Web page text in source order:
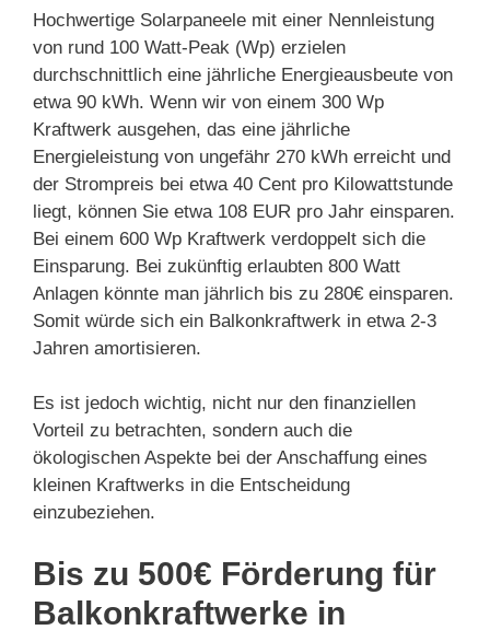
Hochwertige Solarpaneele mit einer Nennleistung
von rund 100 Watt-Peak (Wp) erzielen
durchschnittlich eine jährliche Energieausbeute von
etwa 90 kWh. Wenn wir von einem 300 Wp
Kraftwerk ausgehen, das eine jährliche
Energieleistung von ungefähr 270 kWh erreicht und
der Strompreis bei etwa 40 Cent pro Kilowattstunde
liegt, können Sie etwa 108 EUR pro Jahr einsparen.
Bei einem 600 Wp Kraftwerk verdoppelt sich die
Einsparung. Bei zukünftig erlaubten 800 Watt
Anlagen könnte man jährlich bis zu 280€ einsparen.
Somit würde sich ein Balkonkraftwerk in etwa 2-3
Jahren amortisieren.
Es ist jedoch wichtig, nicht nur den finanziellen
Vorteil zu betrachten, sondern auch die
ökologischen Aspekte bei der Anschaffung eines
kleinen Kraftwerks in die Entscheidung
einzubeziehen.
Bis zu 500€ Förderung für
Balkonkraftwerke in